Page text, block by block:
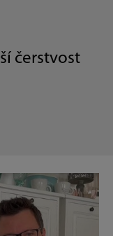
čerstvost